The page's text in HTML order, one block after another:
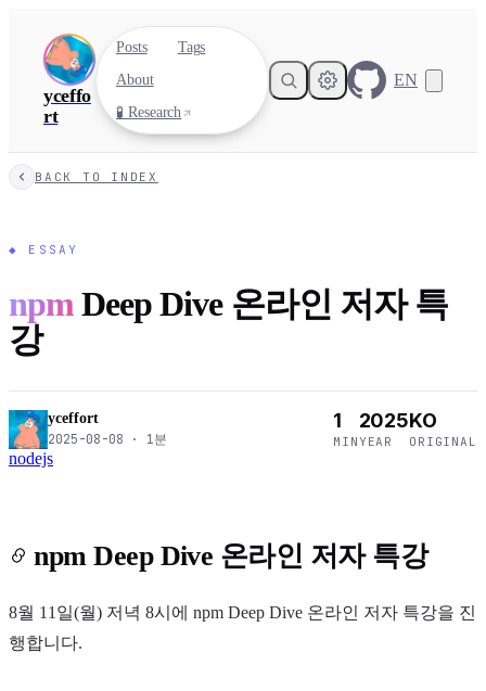
yceffo
rt
Posts
Tags
About
🧪 Research
EN
BACK TO INDEX
◆ ESSAY
npmDeep Dive 온라인 저자 특
강
yceffort
2025-08-08 · 1분
1
MIN
2025
YEAR
KO
ORIGINAL
nodejs
npm Deep Dive 온라인 저자 특강
8월 11일(월) 저녁 8시에 npm Deep Dive 온라인 저자 특강을 진
행합니다.